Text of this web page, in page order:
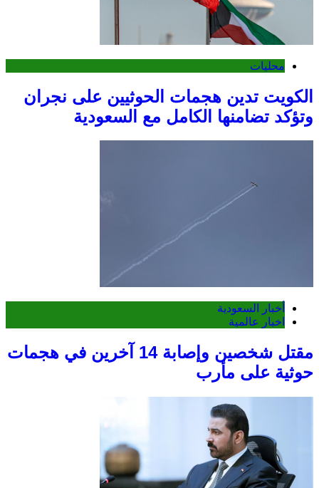
محليات
الكويت تدين هجمات الحوثيين على نجران
وتؤكد تضامنها الكامل مع السعودية
أخبار السعودية
اخبار عالمية
مقتل شخصين وإصابة 14 آخرين في هجمات
حوثية على مأرب